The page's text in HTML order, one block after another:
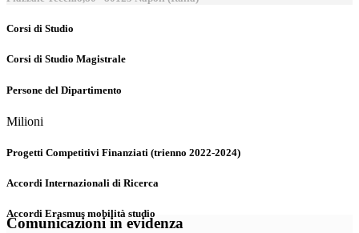
Corsi di Studio
Corsi di Studio Magistrale
Persone del Dipartimento
Milioni
Progetti Competitivi Finanziati (trienno 2022-2024)
Accordi Internazionali di Ricerca
Accordi Erasmus mobilità studio
Comunicazioni in evidenza